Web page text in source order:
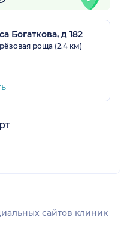
Богаткова, д 182
роща (2.4 км)
сайтов клиник